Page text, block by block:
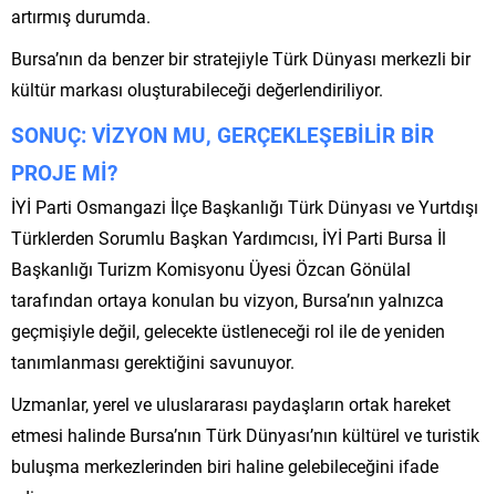
artırmış durumda.
Bursa’nın da benzer bir stratejiyle Türk Dünyası merkezli bir
kültür markası oluşturabileceği değerlendiriliyor.
SONUÇ: VİZYON MU, GERÇEKLEŞEBİLİR BİR
PROJE Mİ?
İYİ Parti Osmangazi İlçe Başkanlığı Türk Dünyası ve Yurtdışı
Türklerden Sorumlu Başkan Yardımcısı, İYİ Parti Bursa İl
Başkanlığı Turizm Komisyonu Üyesi Özcan Gönülal
tarafından ortaya konulan bu vizyon, Bursa’nın yalnızca
geçmişiyle değil, gelecekte üstleneceği rol ile de yeniden
tanımlanması gerektiğini savunuyor.
Uzmanlar, yerel ve uluslararası paydaşların ortak hareket
etmesi halinde Bursa’nın Türk Dünyası’nın kültürel ve turistik
buluşma merkezlerinden biri haline gelebileceğini ifade